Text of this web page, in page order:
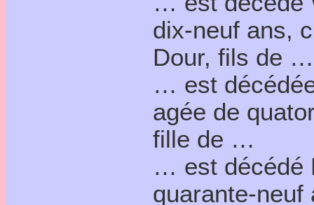
dix-neuf ans,
Dour, fils de …
… est
agée de
fille de …
… est décédé
quarante-neuf